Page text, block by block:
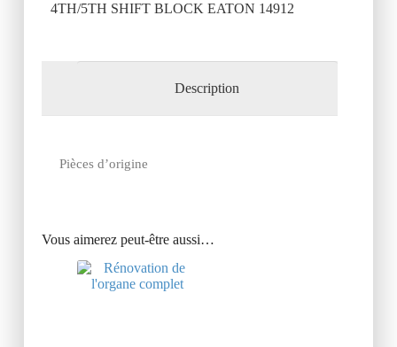
4TH/5TH SHIFT BLOCK EATON 14912
Description
Pièces d’origine
Vous aimerez peut-être aussi…